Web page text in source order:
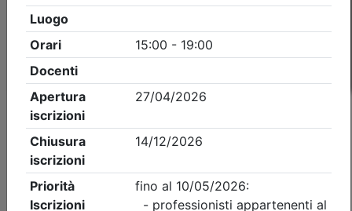
Torino- Eventi in programma dal10/8/2026
Dettagli evento
Gratuito